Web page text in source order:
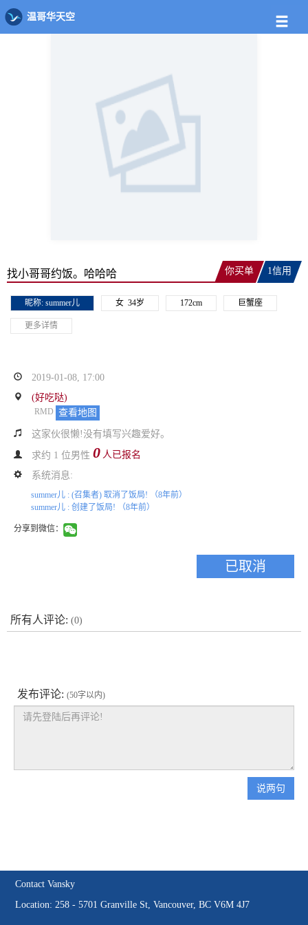
温哥华天空
约饭详情
找小哥哥约饭。哈哈哈 你买单 1信用
昵称: summer儿 女 34岁 172cm 巨蟹座
更多详情
2019-01-08, 17:00
(好吃哒)
RMD 查看地图
这家伙很懒!没有填写兴趣爱好。
求约 1 位男性 0 人已报名
系统消息:
summer儿 : (召集者) 取消了饭局!
（8年前）
summer儿 : 创建了饭局! （8年前）
已取消
分享到微信：
所有人评论: (0)
发布评论: (50字以内)
说两句
Contact Vansky
Location: 258 - 5701 Granville St, Vancouver, BC V6M 4J7